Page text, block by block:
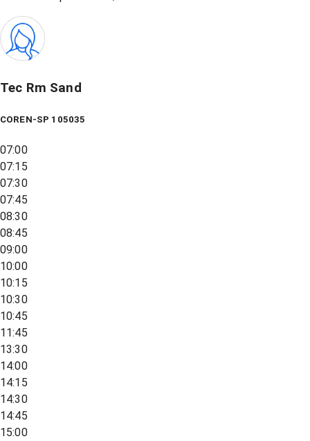
Tec Rm Sand
COREN-SP 105035
07:00
07:15
07:30
07:45
08:30
08:45
09:00
10:00
10:15
10:30
10:45
11:45
13:30
14:00
14:15
14:30
14:45
15:00